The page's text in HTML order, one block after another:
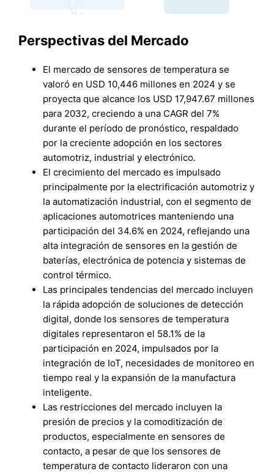
Perspectivas del Mercado
El mercado de sensores de temperatura se
valoró en USD 10,446 millones en 2024 y se
proyecta que alcance los USD 17,947.67 millones
para 2032, creciendo a una CAGR del 7%
durante el período de pronóstico, respaldado
por la creciente adopción en los sectores
automotriz, industrial y electrónico.
El crecimiento del mercado es impulsado
principalmente por la electrificación automotriz y
la automatización industrial, con el segmento de
aplicaciones automotrices manteniendo una
participación del 34.6% en 2024, reflejando una
alta integración de sensores en la gestión de
baterías, electrónica de potencia y sistemas de
control térmico.
Las principales tendencias del mercado incluyen
la rápida adopción de soluciones de detección
digital, donde los sensores de temperatura
digitales representaron el 58.1% de la
participación en 2024, impulsados por la
integración de IoT, necesidades de monitoreo en
tiempo real y la expansión de la manufactura
inteligente.
Las restricciones del mercado incluyen la
presión de precios y la comoditización de
productos, especialmente en sensores de
contacto, a pesar de que los sensores de
temperatura de contacto lideraron con una